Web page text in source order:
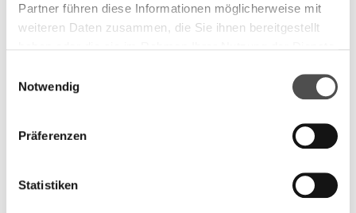
Partner führen diese Informationen möglicherweise mit
weiteren Daten zusammen, die Sie ihnen bereitgestellt
Notwendig
Präferenzen
Statistiken
Für wen diese Einordnung
Organisationen mit Aufgaben in Systemkommunikation